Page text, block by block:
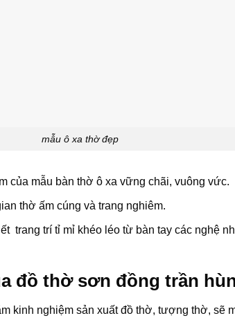
mẫu ô xa thờ đẹp
của mẫu bàn thờ ô xa vững chãi, vuông vức.
thờ ấm cúng và trang nghiêm.
trang trí tỉ mỉ khéo léo từ bàn tay các nghệ
đồ thờ sơn đồng trần
kinh nghiệm sản xuất đồ thờ, tượng thờ, sẽ